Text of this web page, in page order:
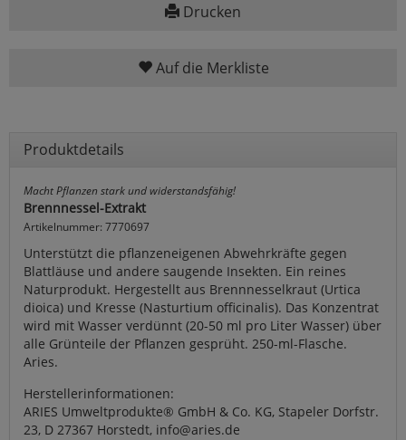
Drucken
Auf die Merkliste
Produktdetails
Macht Pflanzen stark und widerstandsfähig!
Brennnessel-Extrakt
Artikelnummer: 7770697
Unterstützt die pflanzeneigenen Abwehrkräfte gegen
Blattläuse und andere saugende Insekten. Ein reines
Naturprodukt. Hergestellt aus Brennnesselkraut (Urtica
dioica) und Kresse (Nasturtium officinalis). Das Konzentrat
wird mit Wasser verdünnt (20-50 ml pro Liter Wasser) über
alle Grünteile der Pflanzen gesprüht. 250-ml-Flasche.
Aries.
Herstellerinformationen:
ARIES Umweltprodukte® GmbH & Co. KG, Stapeler Dorfstr.
23, D 27367 Horstedt, info@aries.de